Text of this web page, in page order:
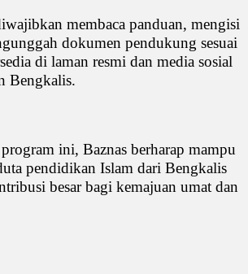
membaca panduan, mengisi
dokumen pendukung sesuai
di laman resmi dan media sosial
Bengkalis.
ini, Baznas berharap mampu
pendidikan Islam dari Bengkalis
besar bagi kemajuan umat dan